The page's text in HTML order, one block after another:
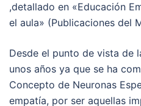
,detallado en «Educación
el aula» (Publicaciones del
Desde el punto de vista de
unos años ya que se ha
Concepto de Neuronas
empatía, por ser aquellas